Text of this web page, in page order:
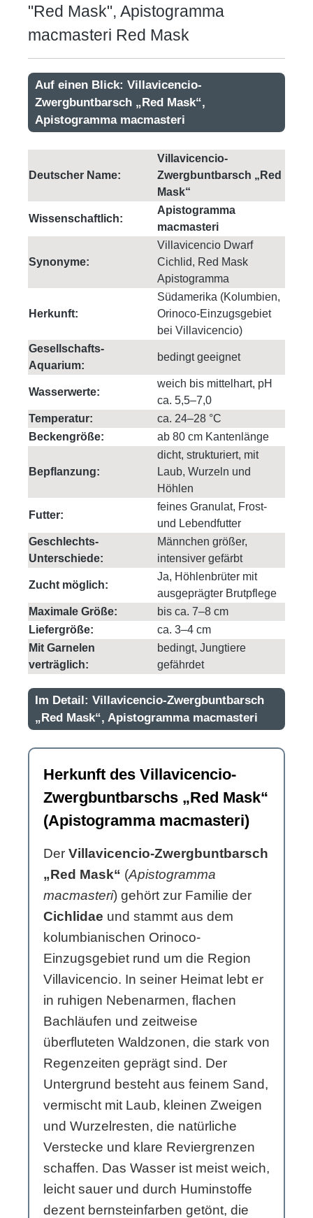
"Red Mask", Apistogramma
macmasteri Red Mask
Auf einen Blick: Villavicencio-
Zwergbuntbarsch „Red Mask“,
Apistogramma macmasteri
Deutscher Name:
Villavicencio-
Zwergbuntbarsch „Red
Mask“
Wissenschaftlich:
Apistogramma
macmasteri
Synonyme:
Villavicencio Dwarf
Cichlid, Red Mask
Apistogramma
Herkunft:
Südamerika (Kolumbien,
Orinoco-Einzugsgebiet
bei Villavicencio)
Gesellschafts-
Aquarium:
bedingt geeignet
Wasserwerte:
weich bis mittelhart, pH
ca. 5,5–7,0
Temperatur:
ca. 24–28 °C
Beckengröße:
ab 80 cm Kantenlänge
Bepflanzung:
dicht, strukturiert, mit
Laub, Wurzeln und
Höhlen
Futter:
feines Granulat, Frost-
und Lebendfutter
Geschlechts-
Unterschiede:
Männchen größer,
intensiver gefärbt
Zucht möglich:
Ja, Höhlenbrüter mit
ausgeprägter Brutpflege
Maximale Größe:
bis ca. 7–8 cm
Liefergröße:
ca. 3–4 cm
Mit Garnelen
verträglich:
bedingt, Jungtiere
gefährdet
Im Detail: Villavicencio-Zwergbuntbarsch
„Red Mask“, Apistogramma macmasteri
Herkunft des Villavicencio-
Zwergbuntbarschs „Red Mask“
(Apistogramma macmasteri)
Der Villavicencio-Zwergbuntbarsch
„Red Mask“ (Apistogramma
macmasteri) gehört zur Familie der
Cichlidae und stammt aus dem
kolumbianischen Orinoco-
Einzugsgebiet rund um die Region
Villavicencio. In seiner Heimat lebt er
in ruhigen Nebenarmen, flachen
Bachläufen und zeitweise
überfluteten Waldzonen, die stark von
Regenzeiten geprägt sind. Der
Untergrund besteht aus feinem Sand,
vermischt mit Laub, kleinen Zweigen
und Wurzelresten, die natürliche
Verstecke und klare Reviergrenzen
schaffen. Das Wasser ist meist weich,
leicht sauer und durch Huminstoffe
dezent bernsteinfarben getönt, die